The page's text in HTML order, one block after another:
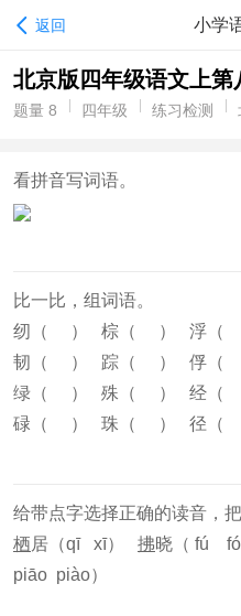
返回 小学
北京版四年级语文上
题量 8 四年级 练习检测
看拼音写词语。
比一比，组词语。
纫（ ） 棕（ ） 浮（
韧（ ） 踪（ ） 俘（
绿（ ） 殊（ ） 经（
碌（ ） 珠（ ） 径（
给带点字选择正确的读音，把
栖居（qī xī） 拂晓（ fú
piāo piào）